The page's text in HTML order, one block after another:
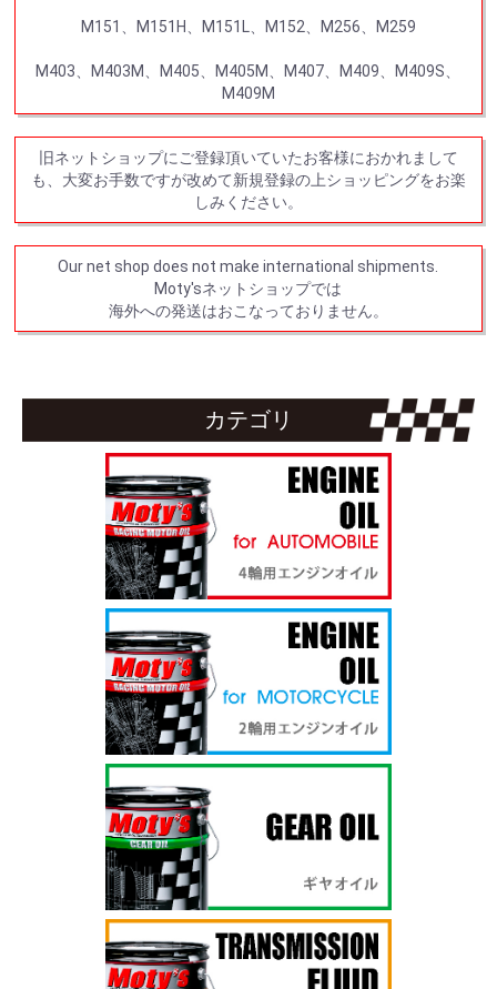
M151、M151H、M151L、M152、M256、M259
M403、M403M、M405、M405M、M407、M409、M409S、
M409M
旧ネットショップにご登録頂いていたお客様におかれまして
も、大変お手数ですが改めて新規登録の上ショッピングをお楽
しみください。
Our net shop does not make international shipments.
Moty'sネットショップでは
海外への発送はおこなっておりません。
カテゴリ